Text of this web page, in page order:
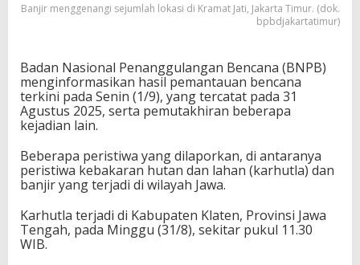
Banjir menggenangi sejumlah lokasi di Kramat Jati, Jakarta Timur. (dok.
bpbdjakartatimur)
Badan Nasional Penanggulangan Bencana (BNPB)
menginformasikan hasil pemantauan bencana
terkini pada Senin (1/9), yang tercatat pada 31
Agustus 2025, serta pemutakhiran beberapa
kejadian lain.
Beberapa peristiwa yang dilaporkan, di antaranya
peristiwa kebakaran hutan dan lahan (karhutla) dan
banjir yang terjadi di wilayah Jawa.
Karhutla terjadi di Kabupaten Klaten, Provinsi Jawa
Tengah, pada Minggu (31/8), sekitar pukul 11.30
WIB.